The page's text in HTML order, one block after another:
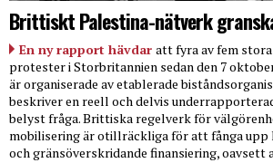
Brittiskt Palestina-nätverk
En ny rapport hävdar att fyra av fem
protester i Storbritannien sedan den 7
är organiserade av etablerade
beskriver en reell och delvis
belyst fråga. Brittiska regelverk för
mobilisering är otillräckliga för att fånga upp
och gränsöverskridande finansiering, oavsett